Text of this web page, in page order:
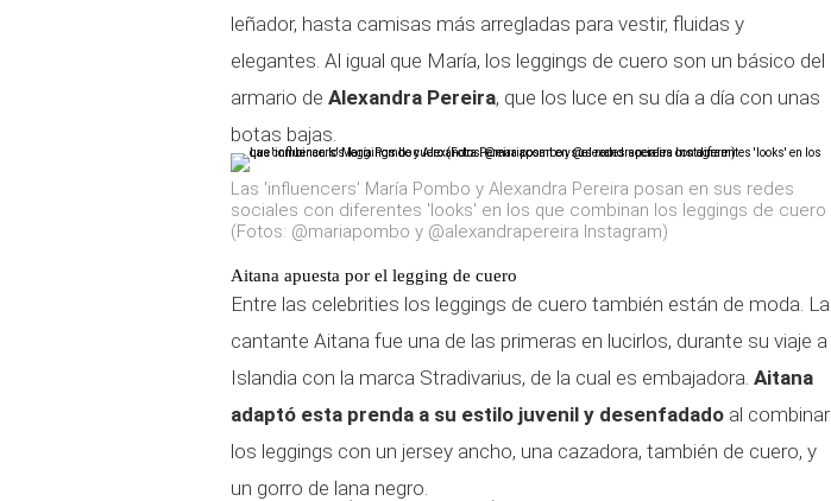
leñador, hasta camisas más arregladas para vestir, fluidas y
elegantes. Al igual que María, los leggings de cuero son un básico del
armario de Alexandra Pereira, que los luce en su día a día con unas
botas bajas.
Las 'influencers' María Pombo y Alexandra Pereira posan en sus redes
sociales con diferentes 'looks' en los que combinan los leggings de cuero
(Fotos: @mariapombo y @alexandrapereira Instagram)
Aitana apuesta por el legging de cuero
Entre las celebrities los leggings de cuero también están de moda. La
cantante Aitana fue una de las primeras en lucirlos, durante su viaje a
Islandia con la marca Stradivarius, de la cual es embajadora. Aitana
adaptó esta prenda a su estilo juvenil y desenfadado al combinar
los leggings con un jersey ancho, una cazadora, también de cuero, y
un gorro de lana negro.